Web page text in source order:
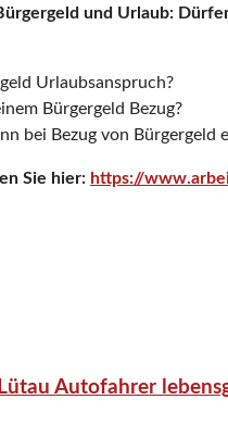
und Urlaub:
Urlaubsanspruch?
Bürgergeld Bezug?
bei Bezug von
Sie hier: https://
Autofahrer